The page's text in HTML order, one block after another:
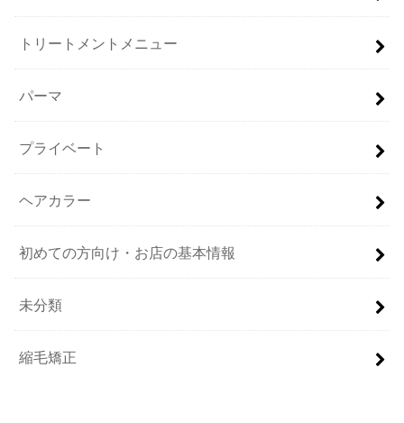
トリートメントメニュー
パーマ
プライベート
ヘアカラー
初めての方向け・お店の基本情報
未分類
縮毛矯正